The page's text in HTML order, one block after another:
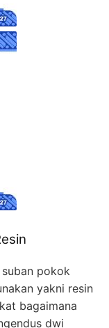
pokok
yakni resin
bagaimana
dwi